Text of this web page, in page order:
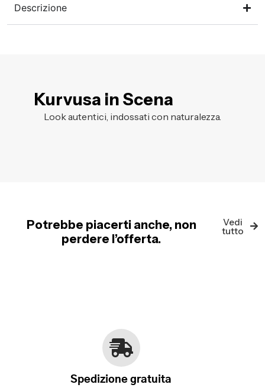
Descrizione
Kurvusa in Scena
Look autentici, indossati con naturalezza.
Potrebbe piacerti anche, non
perdere l’offerta.
Vedi
tutto
Spedizione gratuita